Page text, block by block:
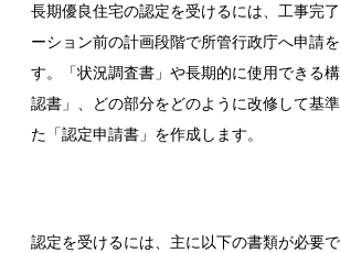
長期優良住宅の認定を受けるには、工事完
ーション前の計画段階で所管行政庁へ申請
す。「状況調査書」や長期的に使用できる
認書」、どの部分をどのように改修して基
た「認定申請書」を作成します。
認定を受けるには、主に以下の書類が必要で